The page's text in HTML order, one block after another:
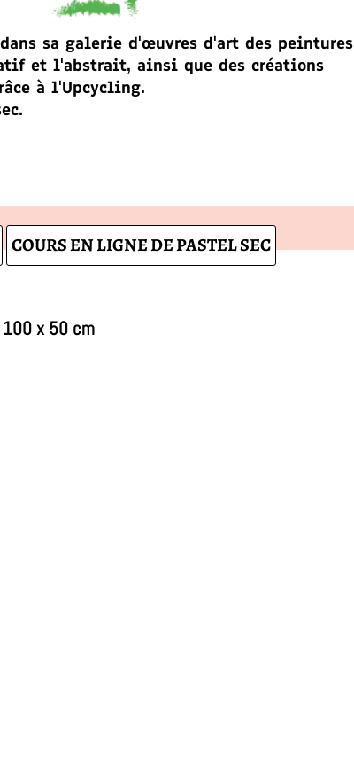
sa galerie d'œuvres d'art des peintures
et l'abstrait, ainsi que des créations
à l'Upcycling.
COURS EN LIGNE DE PASTEL SEC
100 x 50 cm